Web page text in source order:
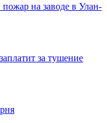
на заводе в Улан-
за тушение